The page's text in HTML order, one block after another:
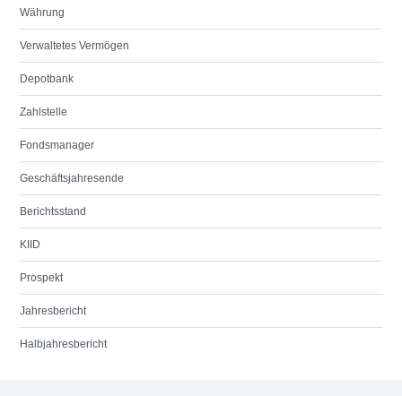
Währung
Verwaltetes Vermögen
Depotbank
Zahlstelle
Fondsmanager
Geschäftsjahresende
Berichtsstand
KIID
Prospekt
Jahresbericht
Halbjahresbericht